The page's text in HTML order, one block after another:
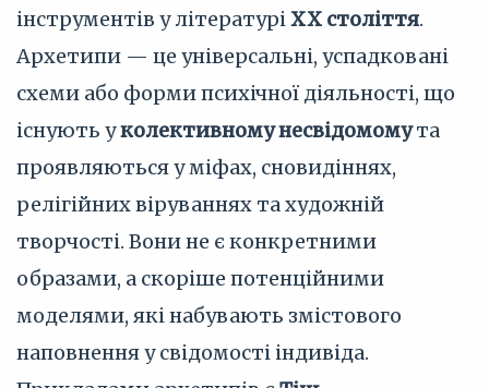
інструментів у літературіXX століття.
Архетипи — це універсальні, успадковані
схеми або форми психічної діяльності, що
існують уколективному несвідомомута
проявляються у міфах, сновидіннях,
релігійних віруваннях та художній
творчості. Вони не є конкретними
образами, а скоріше потенційними
моделями, які набувають змістового
наповнення у свідомості індивіда.